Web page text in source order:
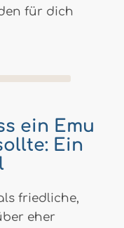
für dich
ein Emu
Ein
friedliche,
eher